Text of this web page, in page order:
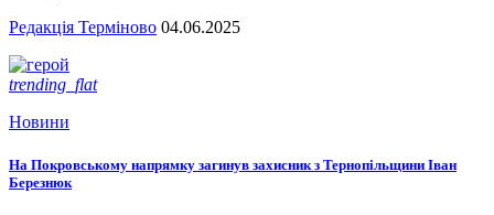
Редакція Терміново 04.06.2025
trending_flat
Новини
На Покровському напрямку загинув захисник з Тернопільщини Іван
Березнюк